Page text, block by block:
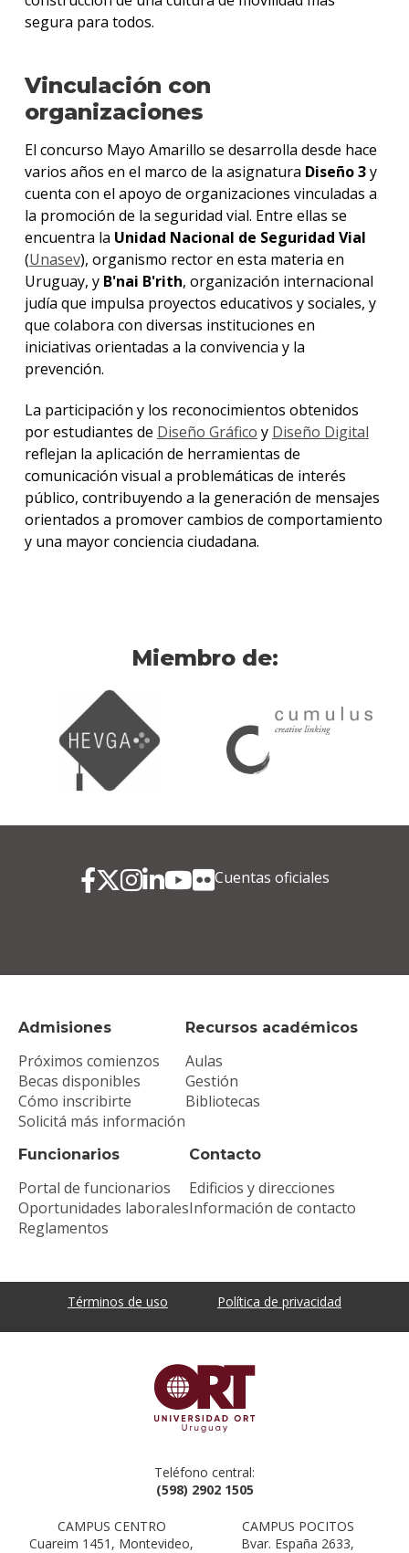
segura para todos.
Vinculación con
organizaciones
El concurso Mayo Amarillo se desarrolla desde hace
varios años en el marco de la asignatura Diseño 3y
cuenta con el apoyo de organizaciones vinculadas a
la promoción de la seguridad vial. Entre ellas se
encuentra la Unidad Nacional de Seguridad Vial
(Unasev), organismo rector en esta materia en
Uruguay, y B'nai B'rith, organización internacional
judía que impulsa proyectos educativos y sociales, y
que colabora con diversas instituciones en
iniciativas orientadas a la convivencia y la
prevención.
La participación y los reconocimientos obtenidos
por estudiantes de Diseño Gráfico y Diseño Digital
reflejan la aplicación de herramientas de
comunicación visual a problemáticas de interés
público, contribuyendo a la generación de mensajes
orientados a promover cambios de comportamiento
y una mayor conciencia ciudadana.
Miembro de:
Admisiones
Próximos comienzos
Becas disponibles
Cómo inscribirte
Solicitá más información
Recursos académicos
Aulas
Gestión
Bibliotecas
Funcionarios
Portal de funcionarios
Oportunidades laborales
Reglamentos
Contacto
Edificios y direcciones
Información de contacto
Cuentas oficiales
Términos de uso Política de privacidad
Teléfono central:
(598) 2902 1505
CAMPUS CENTRO
Cuareim 1451, Montevideo,
CAMPUS POCITOS
Bvar. España 2633,